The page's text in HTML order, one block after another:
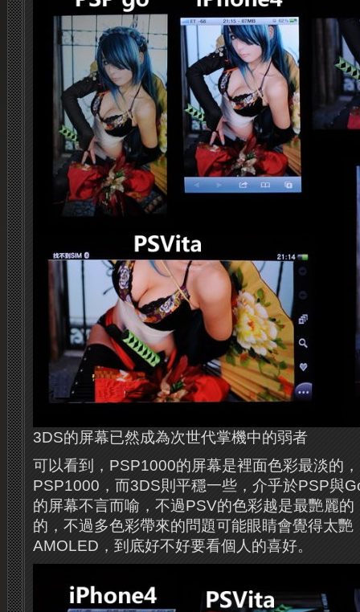
3DS的屏幕已然成為次世代掌機中的弱者
可以看到，PSP1000的屏幕是裡面色彩最淡的
PSP1000，而3DS則平穩一些，介乎於PSP與
的屏幕不言而喻，不過PSV的色彩越是最艷麗
的，不過多色彩帶來的問題可能眼睛會覺得太艷
AMOLED，到底好不好要看個人的喜好。